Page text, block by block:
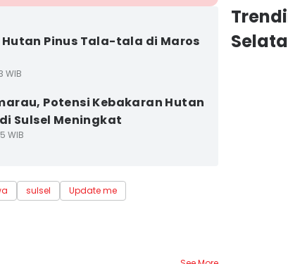
Pinus Tala-tala di Maros
WIB
Potensi Kebakaran Hutan
Sulsel Meningkat
WIB
sulsel Update me